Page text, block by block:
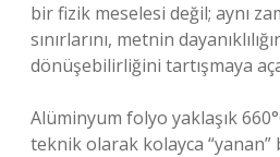
bir fizik meselesi değil; aynı
sınırlarını, metnin
dönüşebilirliğini tartışmaya
Alüminyum folyo yaklaşık
teknik olarak kolayca “yanan”